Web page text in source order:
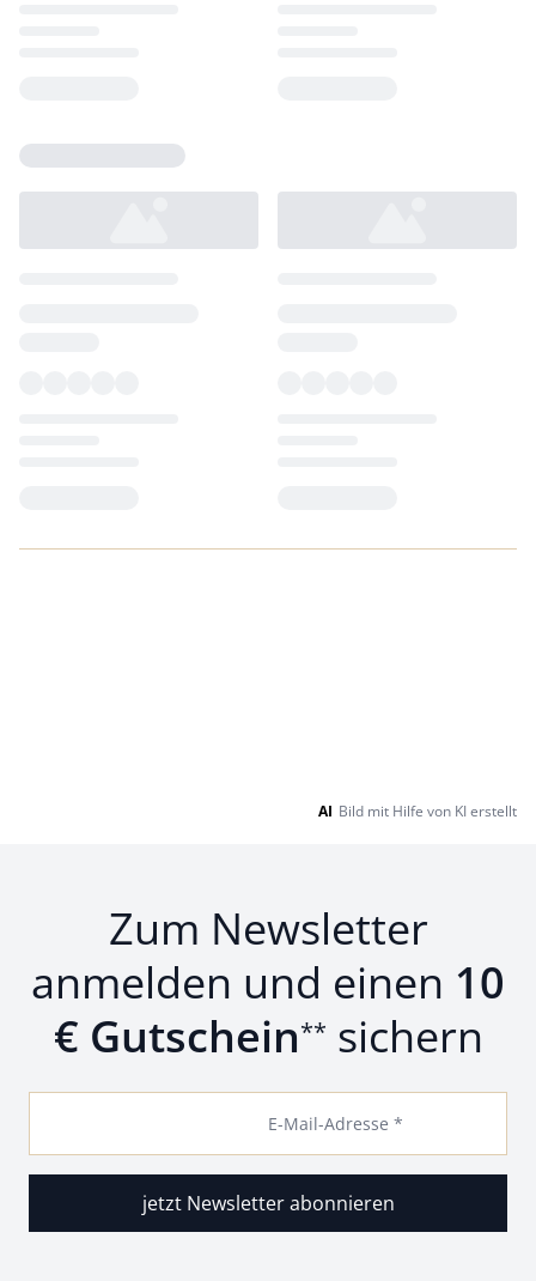
AI Bild mit Hilfe von KI erstellt
Zum Newsletter
anmelden und einen 10
€ Gutschein** sichern
E-Mail-Adresse *
jetzt Newsletter abonnieren